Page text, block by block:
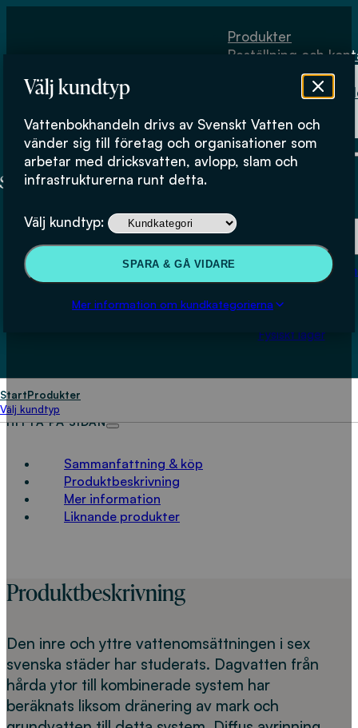
Välj kundtyp
Vattenbokhandeln drivs av Svenskt Vatten och
vänder sig till företag och organisationer som
arbetar med dricksvatten, avlopp, slam och
infrastrukturerna runt detta.
Välj kundtyp:
SPARA & GÅ VIDARE
Mer information om kundkategorierna
Produkter
Beställning och
Fysiskt lager
Beställning och kontakt
Om
Köpvillkor
Fysiskt lager
StartProdukter
Välj kundtyp
Vattenomsättning i några
HITTA PÅ SIDAN
Sammanfattning & köp
Produktbeskrivning
Mer information
Liknande produkter
Produktbeskrivning
Den inre och yttre vattenomsättningen i sex
svenska städer har studerats. Dagvatten från
hårda ytor till kombinerade system har
beräknats liksom dränering av mark och